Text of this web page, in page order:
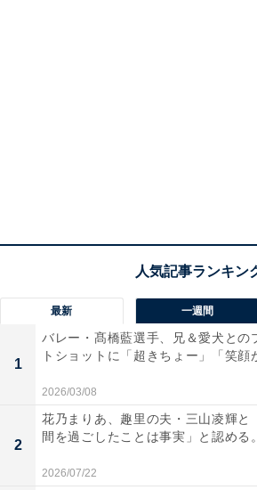
最新 一週間
1
バレー・髙橋藍選手、兄＆愛犬との
トショットに「超きちょー」「笑顔
2026/03/08
2
花乃まりあ、趣里の夫・三山凌輝と
間を過ごしたことは事実」と認める
2026/07/22